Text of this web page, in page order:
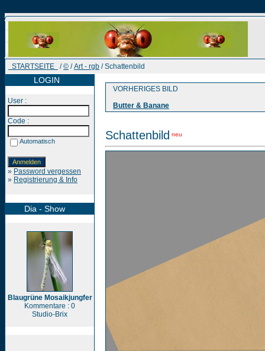
STARTSEITE /© /Art - rgb / Schattenbild
LOGIN
User :
Code :
Automatisch
» Password vergessen
» Registrierung & Info
Dia - Show
Blaugrüne Mosaikjungfer
Kommentare : 0
Studio-Brix
VORHERIGES BILD
Butter & Banane
Schattenbild neu